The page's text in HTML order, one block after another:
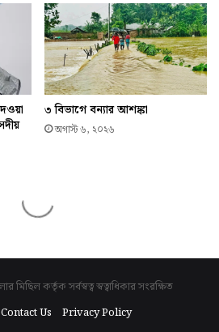
কর্তৃক সর্বস্বত্ব স্বত্বাধিকার সংরক্ষিত
Contact Us Privacy Policy